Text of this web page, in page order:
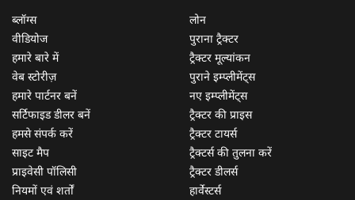
ब्लॉग्स
वीडियोज
हमारे बारे में
वेब स्टोरीज़
हमारे पार्टनर बनें
सर्टिफाइड डीलर बनें
हमसे संपर्क करें
साइट मैप
प्राइवेसी पॉलिसी
नियमों एवं शर्तों
लोन
पुराना ट्रैक्टर
ट्रैक्टर मूल्यांकन
पुराने इम्प्लीमेंट्स
नए इम्प्लीमेंट्स
ट्रैक्टर की प्राइस
ट्रैक्टर टायर्स
ट्रैक्टर्स की तुलना करें
ट्रैक्टर डीलर्स
हार्वेस्टर्स